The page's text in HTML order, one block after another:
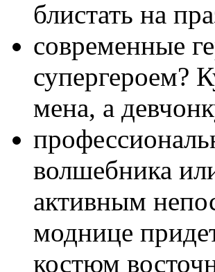
блистать на
современные
супергероем?
мена, а
волшебника
активным
моднице
костюм